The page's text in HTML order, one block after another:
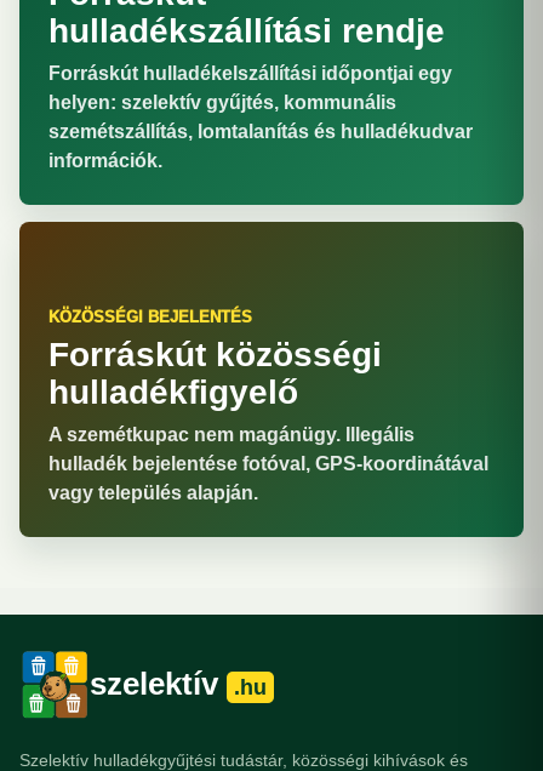
hulladékszállítási rendje
Forráskút hulladékelszállítási időpontjai egy
helyen: szelektív gyűjtés, kommunális
szemétszállítás, lomtalanítás és hulladékudvar
információk.
KÖZÖSSÉGI BEJELENTÉS
Forráskút közösségi
hulladékfigyelő
A szemétkupac nem magánügy. Illegális
hulladék bejelentése fotóval, GPS-koordinátával
vagy település alapján.
szelektív .hu
Szelektív hulladékgyűjtési tudástár, közösségi kihívások és